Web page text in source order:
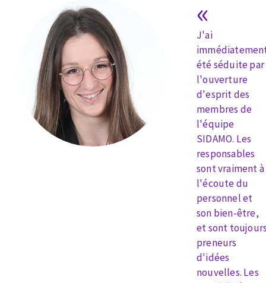
Laying grouts
Clean-up
Drill bits
Router bits
Knives
Band saw blades
ABRASIVES APPLIED
Quick stick sanding disks
Sanding pad
Sanding belts
Sanding disks
Sanding sheets 230 x 280 mm
Sanding pad
ABRASIVE DISCS
«
J'ai
été séduite par
l'ouverture
d'esprit des
membres de
l'équipe
SIDAMO. Les
responsables
sont vraiment à
l'écoute du
personnel et
son bien-être,
et sont
preneurs
d'idées
nouvelles. Les